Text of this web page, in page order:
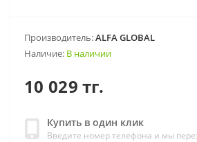
Производитель:ALFA GLOBAL
Наличие: В наличии
10 029 тг.
Купить в один клик
Введите номер телефона и мы